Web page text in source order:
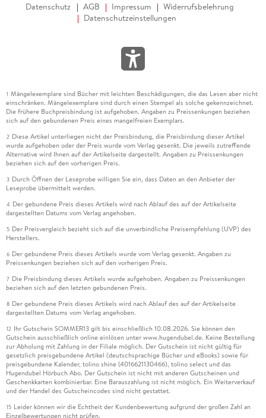
Datenschutz AGB Impressum
Widerrufsbelehrung
Datenschutzeinstellungen
1 Mängelexemplare sind Bücher mit leichten Beschädigungen, die das Lesen aber nicht
einschränken. Mängelexemplare sind durch einen Stempel als solche gekennzeichnet.
Die frühere Buchpreisbindung ist aufgehoben. Angaben zu Preissenkungen beziehen
sich auf den gebundenen Preis eines mangelfreien Exemplars.
2 Diese Artikel unterliegen nicht der Preisbindung, die Preisbindung dieser Artikel
wurde aufgehoben oder der Preis wurde vom Verlag gesenkt. Die jeweils zutreffende
Alternative wird Ihnen auf der Artikelseite dargestellt. Angaben zu Preissenkungen
beziehen sich auf den vorherigen Preis.
3 Durch Öffnen der Leseprobe willigen Sie ein, dass Daten an den Anbieter der
Leseprobe übermittelt werden.
4 Der gebundene Preis dieses Artikels wird nach Ablauf des auf der Artikelseite
dargestellten Datums vom Verlag angehoben.
5 Der Preisvergleich bezieht sich auf die unverbindliche Preisempfehlung (UVP) des
Herstellers.
6 Der gebundene Preis dieses Artikels wurde vom Verlag gesenkt. Angaben zu
Preissenkungen beziehen sich auf den vorherigen Preis.
7 Die Preisbindung dieses Artikels wurde aufgehoben. Angaben zu Preissenkungen
beziehen sich auf den letzten gebundenen Preis.
8 Der gebundene Preis dieses Artikels wird nach Ablauf des auf der Artikelseite
dargestellten Datums vom Verlag angehoben.
12 Ihr Gutschein SOMMER13 gilt bis einschließlich 10.08.2026. Sie können den
Gutschein ausschließlich online einlösen unter www.hugendubel.de. Keine Bestellung
zur Abholung mit Zahlung in der Filiale möglich. Der Gutschein ist nicht gültig für
gesetzlich preisgebundene Artikel (deutschsprachige Bücher und eBooks) sowie für
preisgebundene Kalender, tolino shine (4016621130466), tolino select und das
Hugendubel Hörbuch Abo. Der Gutschein ist nicht mit anderen Gutscheinen und
Geschenkkarten kombinierbar. Eine Barauszahlung ist nicht möglich. Ein Weiterverkauf
und der Handel des Gutscheincodes sind nicht gestattet.
15 Leider können wir die Echtheit der Kundenbewertung aufgrund der großen Zahl an
Einzelbewertungen nicht prüfen.